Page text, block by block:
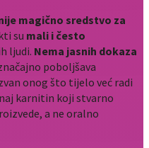
magično sredstvo za
su mali i često
ljudi. Nema jasnih dokaza
poboljšava
onog što tijelo već radi
karnitin koji stvarno
a ne oralno